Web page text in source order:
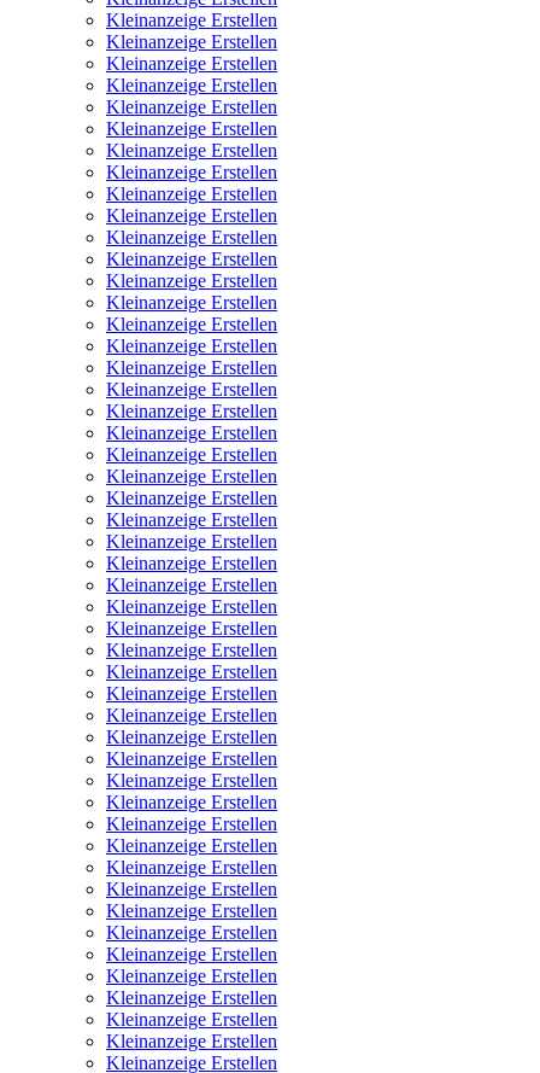
Kleinanzeige Erstellen
Kleinanzeige Erstellen
Kleinanzeige Erstellen
Kleinanzeige Erstellen
Kleinanzeige Erstellen
Kleinanzeige Erstellen
Kleinanzeige Erstellen
Kleinanzeige Erstellen
Kleinanzeige Erstellen
Kleinanzeige Erstellen
Kleinanzeige Erstellen
Kleinanzeige Erstellen
Kleinanzeige Erstellen
Kleinanzeige Erstellen
Kleinanzeige Erstellen
Kleinanzeige Erstellen
Kleinanzeige Erstellen
Kleinanzeige Erstellen
Kleinanzeige Erstellen
Kleinanzeige Erstellen
Kleinanzeige Erstellen
Kleinanzeige Erstellen
Kleinanzeige Erstellen
Kleinanzeige Erstellen
Kleinanzeige Erstellen
Kleinanzeige Erstellen
Kleinanzeige Erstellen
Kleinanzeige Erstellen
Kleinanzeige Erstellen
Kleinanzeige Erstellen
Kleinanzeige Erstellen
Kleinanzeige Erstellen
Kleinanzeige Erstellen
Kleinanzeige Erstellen
Kleinanzeige Erstellen
Kleinanzeige Erstellen
Kleinanzeige Erstellen
Kleinanzeige Erstellen
Kleinanzeige Erstellen
Kleinanzeige Erstellen
Kleinanzeige Erstellen
Kleinanzeige Erstellen
Kleinanzeige Erstellen
Kleinanzeige Erstellen
Kleinanzeige Erstellen
Kleinanzeige Erstellen
Kleinanzeige Erstellen
Kleinanzeige Erstellen
Kleinanzeige Erstellen